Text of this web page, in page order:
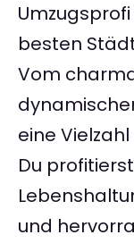
besten
Vom
eine
Du
und